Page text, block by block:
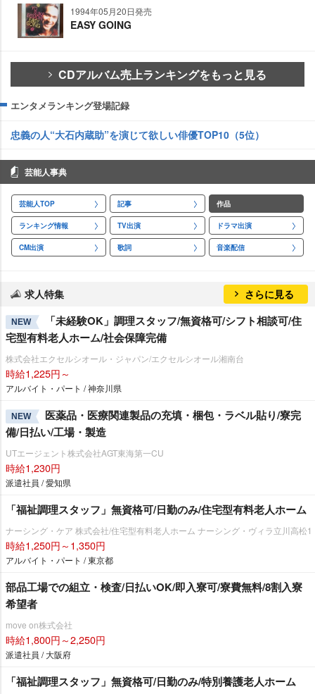
1994年05月20日発売
EASY GOING
CDアルバム売上ランキングをもっと見る
エンタメランキング登場記録
忠義の人“大石内蔵助”を演じて欲しい俳優TOP10（5位）
芸能人事典
芸能人TOP 記事 作品
ランキング情報 TV出演 ドラマ出演
CM出演 歌詞 音楽配信
求人特集 さらに見る
NEW
「未経験OK」調理スタッフ/無資格可/シフト相談可/住
宅型有料老人ホーム/社会保障完備
株式会社エクセルシオール・ジャパン/エクセルシオール湘南台
時給1,225円～
アルバイト・パート / 神奈川県
NEW
医薬品・医療関連製品の充填・梱包・ラベル貼り/寮完
備/日払い/工場・製造
UTエージェント株式会社AGT東海第一CU
時給1,230円
派遣社員 / 愛知県
「福祉調理スタッフ」無資格可/日勤のみ/住宅型有料老人ホーム
ナーシング・ケア 株式会社/住宅型有料老人ホーム ナーシング・ヴィラ立川高松1
時給1,250円～1,350円
アルバイト・パート / 東京都
部品工場での組立・検査/日払いOK/即入寮可/寮費無料/8割入寮
希望者
move on株式会社
時給1,800円～2,250円
派遣社員 / 大阪府
「福祉調理スタッフ」無資格可/日勤のみ/特別養護老人ホーム